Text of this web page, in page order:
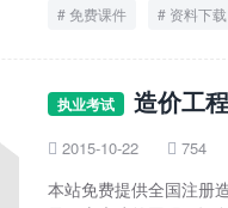
免费课件 资料下载
执业考试 造价工
 2015-10-22  754
本站免费提供全国注册